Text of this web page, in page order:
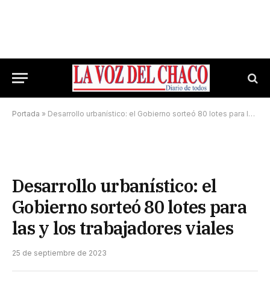
Portada » Desarrollo urbanístico: el Gobierno sorteó 80 lotes para las y los trabajadores viales
Desarrollo urbanístico: el
Gobierno sorteó 80 lotes para
las y los trabajadores viales
25 de septiembre de 2023